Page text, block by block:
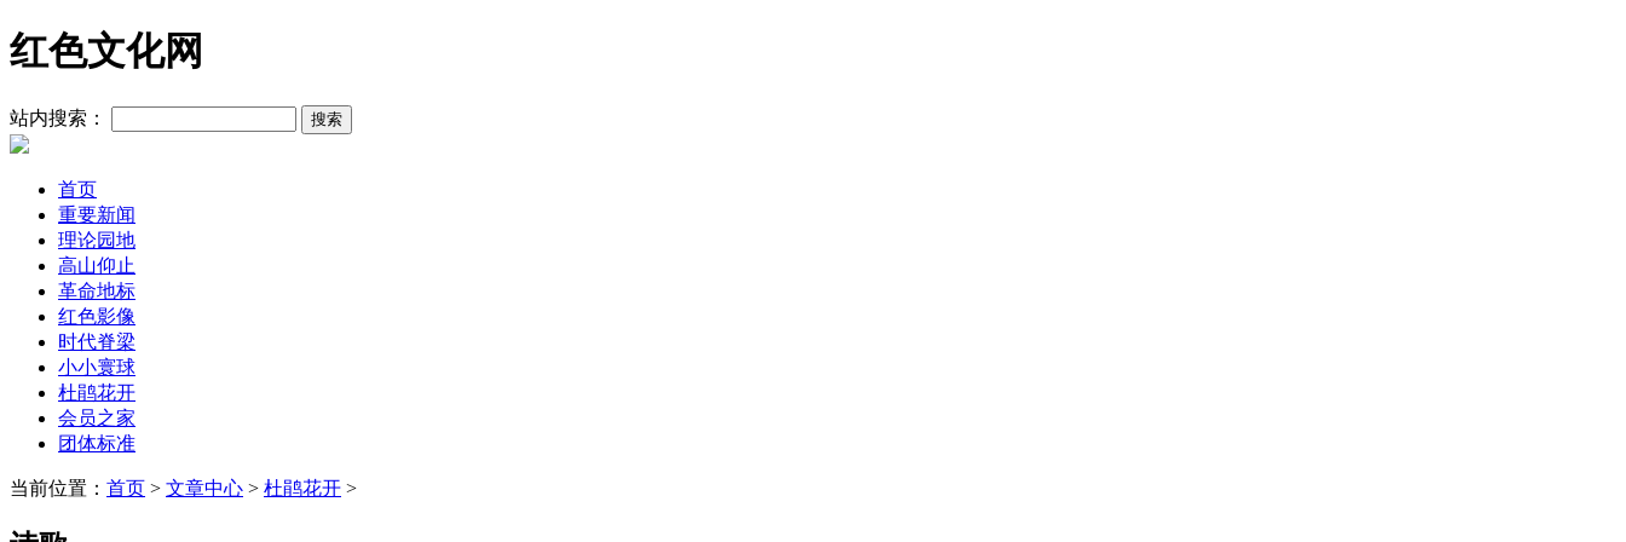
红色文化网
站内搜索：
首页
重要新闻
理论园地
高山仰止
革命地标
红色影像
时代脊梁
小小寰球
杜鹃花开
会员之家
团体标准
当前位置： 首页 > 文章中心 > 杜鹃花开 >